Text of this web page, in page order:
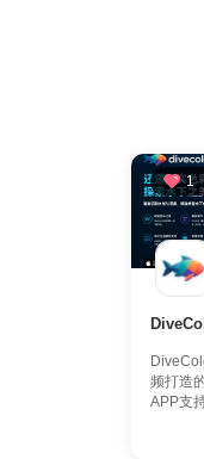
1
频打造
APP支